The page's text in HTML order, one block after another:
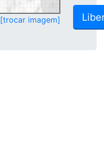
[trocar imagem]